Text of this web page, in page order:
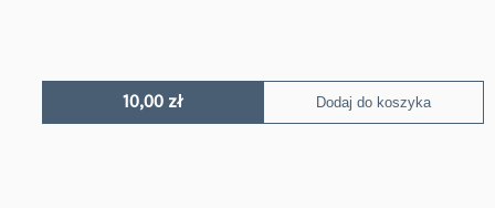
10,00zł Dodaj do koszyka